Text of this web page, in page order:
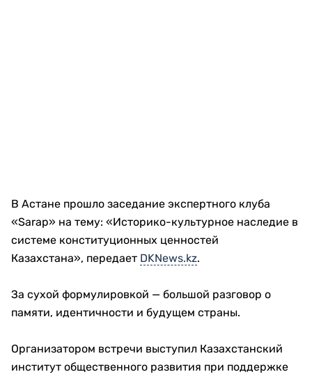
В Астане прошло заседание экспертного клуба
«Sarap» на тему: «Историко-культурное наследие в
системе конституционных ценностей
Казахстана», передает DKNews.kz.
За сухой формулировкой — большой разговор о
памяти, идентичности и будущем страны.
Организатором встречи выступил Казахстанский
институт общественного развития при поддержке